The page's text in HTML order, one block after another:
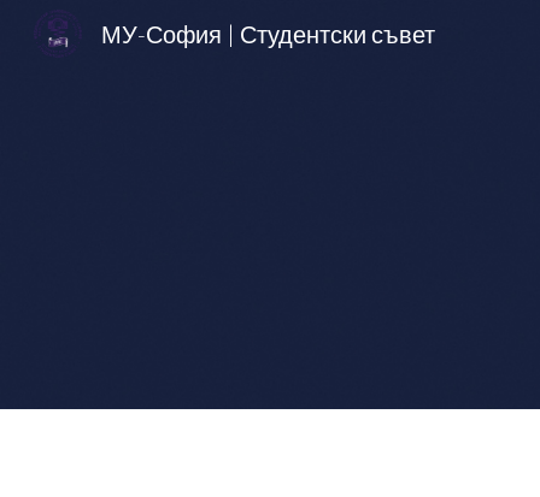
МУ-София | Студентски съвет